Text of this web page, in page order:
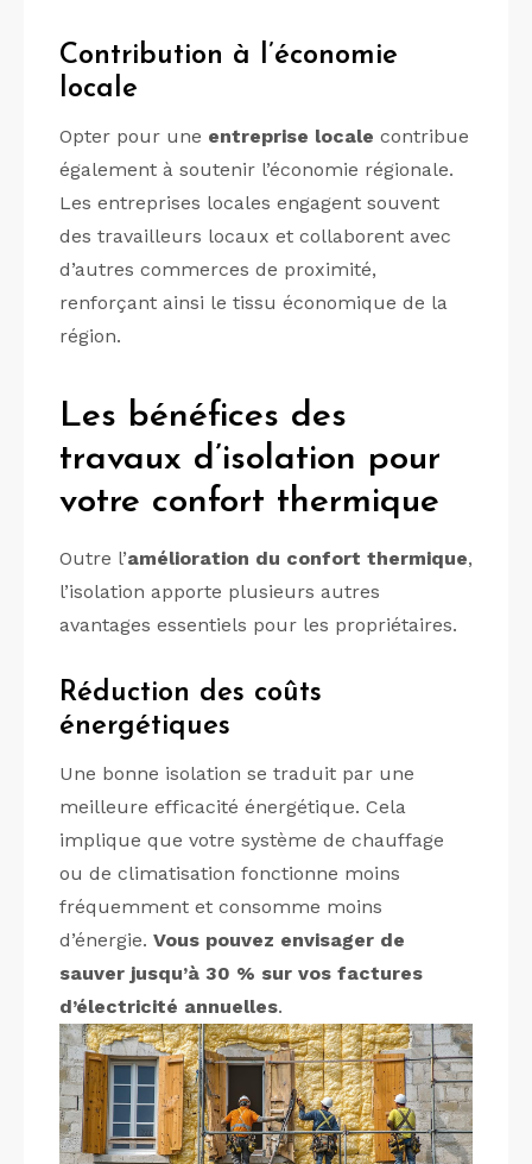
Contribution à l’économie
locale
Opter pour une entreprise locale contribue
également à soutenir l’économie régionale.
Les entreprises locales engagent souvent
des travailleurs locaux et collaborent avec
d’autres commerces de proximité,
renforçant ainsi le tissu économique de la
région.
Les bénéfices des
travaux d’isolation pour
votre confort thermique
Outre l’amélioration du confort thermique,
l’isolation apporte plusieurs autres
avantages essentiels pour les propriétaires.
Réduction des coûts
énergétiques
Une bonne isolation se traduit par une
meilleure efficacité énergétique. Cela
implique que votre système de chauffage
ou de climatisation fonctionne moins
fréquemment et consomme moins
d’énergie. Vous pouvez envisager de
sauver jusqu’à 30 % sur vos factures
d’électricité annuelles.